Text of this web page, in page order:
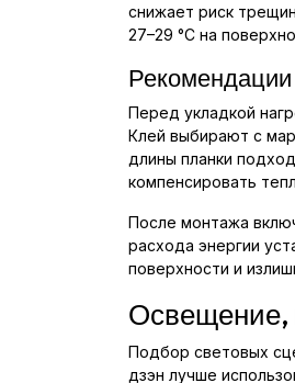
снижает риск
27–29 °C на
Рекомендации
Перед укладкой
Клей выбирают с
длины планки
компенсировать
После монтажа
расхода энергии
поверхности и
Освещение,
Подбор световых
дзэн лучше